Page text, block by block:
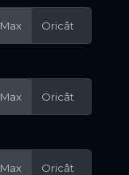
Max
Max
Max